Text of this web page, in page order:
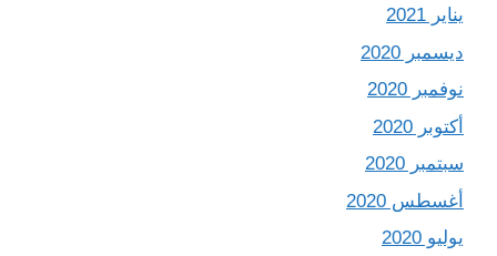
يناير 2021
ديسمبر 2020
نوفمبر 2020
أكتوبر 2020
سبتمبر 2020
أغسطس 2020
يوليو 2020